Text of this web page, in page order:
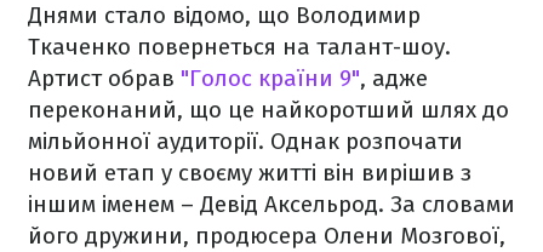
Днями стало відомо, що Володимир
Ткаченко повернеться на талант-шоу.
Артист обрав "Голос країни 9", адже
переконаний, що це найкоротший шлях до
мільйонної аудиторії. Однак розпочати
новий етап у своєму житті він вирішив з
іншим іменем – Девід Аксельрод. За словами
його дружини, продюсера Олени Мозгової,